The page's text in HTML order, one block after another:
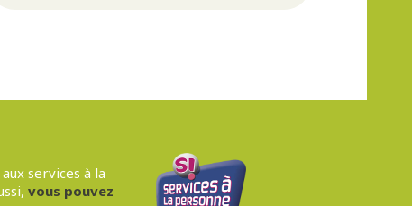
services à la
vous pouvez